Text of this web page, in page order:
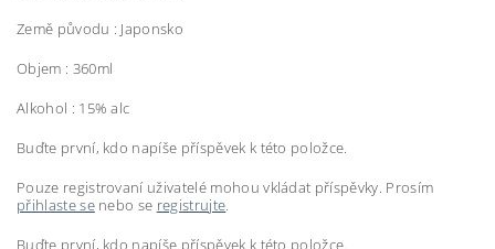
Země původu : Japonsko
Objem : 360ml
Alkohol : 15% alc
Buďte první, kdo napíše příspěvek k této položce.
Pouze registrovaní uživatelé mohou vkládat příspěvky. Prosím
přihlaste senebo se registrujte.
Buďte první, kdo napíše příspěvek k této položce.